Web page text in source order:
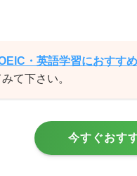
・英語学習におすす
て下さい。
今すぐおす